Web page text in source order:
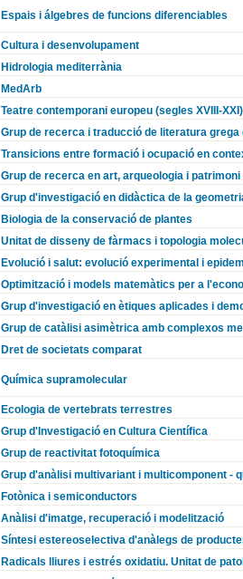
Espais i álgebres de funcions diferenciables
Cultura i desenvolupament
Hidrologia mediterrània
MedArb
Teatre contemporani europeu (segles XVIII-
Grup de recerca i traducció de literatura grega
Transicions entre formació i ocupació en
Grup de recerca en art, arqueologia i patrimoni
Grup d'investigació en didàctica de la
Biologia de la conservació de plantes
Unitat de disseny de fàrmacs i topologia
Evolució i salut: evolució experimental i
Optimització i models matemàtics per a
Grup d'investigació en ètiques aplicades i
Grup de catàlisi asimètrica amb complexos
Dret de societats comparat
Química supramolecular
Ecologia de vertebrats terrestres
Grup d'Investigació en Cultura Científica
Grup de reactivitat fotoquímica
Grup d'anàlisi multivariant i multicomponent -
Fotònica i semiconductors
Anàlisi d'imatge, recuperació i modelització
Síntesi estereoselectiva d'anàlegs de
Radicals lliures i estrés oxidatiu. Unitat de